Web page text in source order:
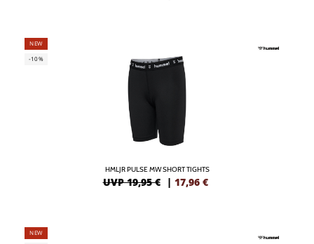
NEW
-10%
HMLJR PULSE MW SHORT TIGHTS
UVP 19,95 € | 17,96 €
NEW